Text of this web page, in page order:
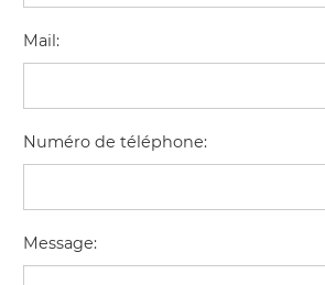
Mail:
Numéro de téléphone:
Message: